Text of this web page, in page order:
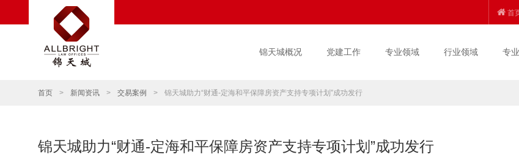
首
锦天城概况 党建工作 专业领域 行业领域 专
首页 > 新闻资讯 > 交易案例 > 锦天城助力“财通-定海和平保障房资产支持专项计划”成功发行
锦天城助力“财通-定海和平保障房资产支持专项计划”成功发行